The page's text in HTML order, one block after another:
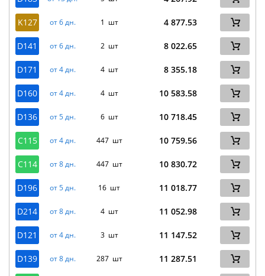
K127 от 6 дн. 1 шт 4 877.53
D141 от 6 дн. 2 шт 8 022.65
D171 от 4 дн. 4 шт 8 355.18
D160 от 4 дн. 4 шт 10 583.58
D136 от 5 дн. 6 шт 10 718.45
C115 от 4 дн. 447 шт 10 759.56
C114 от 8 дн. 447 шт 10 830.72
D196 от 5 дн. 16 шт 11 018.77
D214 от 8 дн. 4 шт 11 052.98
D121 от 4 дн. 3 шт 11 147.52
D139 от 8 дн. 287 шт 11 287.51